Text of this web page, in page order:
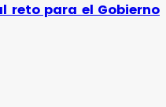
reto para el Gobierno